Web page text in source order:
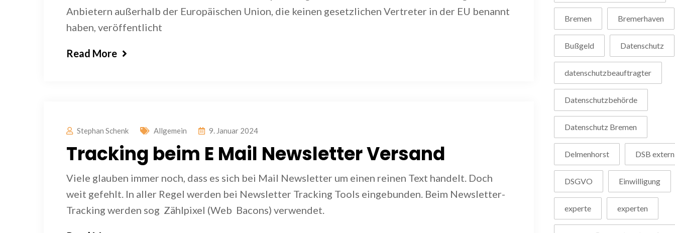
Anbietern außerhalb der Europäischen Union, die keinen gesetzlichen Vertreter in der EU benannt
haben, veröffentlicht
Read More
Stephan Schenk Allgemein 9. Januar 2024
Tracking beim E Mail Newsletter Versand
Viele glauben immer noch, dass es sich bei Mail Newsletter um einen reinen Text handelt. Doch
weit gefehlt. In aller Regel werden bei Newsletter Tracking Tools eingebunden. Beim Newsletter-
Tracking werden sog Zählpixel (Web Bacons) verwendet.
Bremen Bremerhaven
Bußgeld Datenschutz
datenschutzbeauftragter
Datenschutzbehörde
Datenschutz Bremen
Delmenhorst DSB extern
DSGVO Einwilligung
experte experten